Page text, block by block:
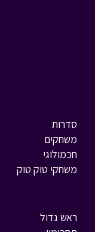
סדרות
משחקים
חכמולוגי
משחקי טוק טוק
ראש גדול